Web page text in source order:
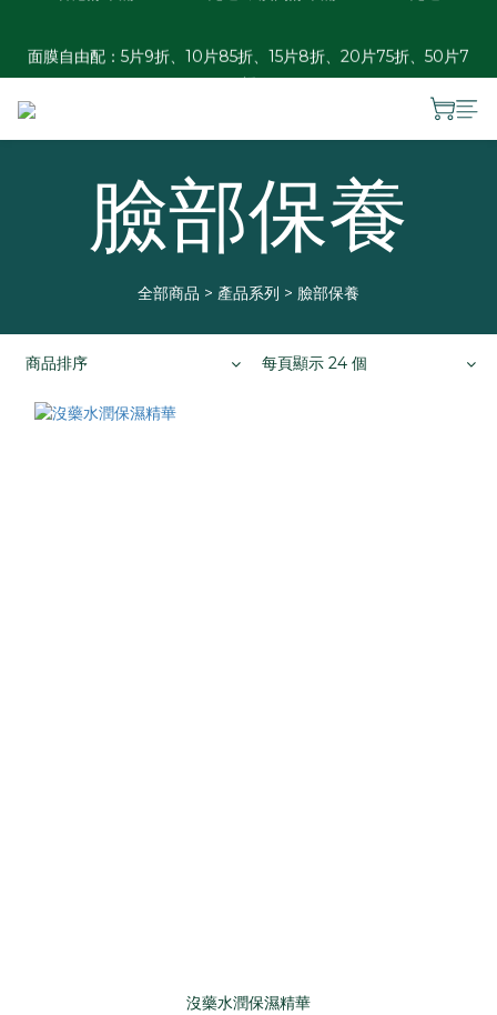
折
香港訂單滿HKD 300免運 ︱澳門訂單滿HKD 600免運
臉部保養
全部商品 > 產品系列 > 臉部保養
商品排序 每頁顯示 24 個
沒藥水潤保濕精華